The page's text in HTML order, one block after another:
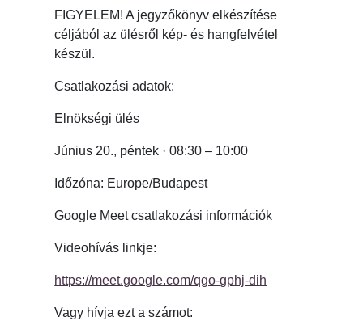
FIGYELEM! A jegyzőkönyv elkészítése
céljából az ülésről kép- és hangfelvétel
készül.
Csatlakozási adatok:
Elnökségi ülés
Június 20., péntek · 08:30 – 10:00
Időzóna: Europe/Budapest
Google Meet csatlakozási információk
Videohívás linkje:
https://meet.google.com/qgo-gphj-dih
Vagy hívja ezt a számot: